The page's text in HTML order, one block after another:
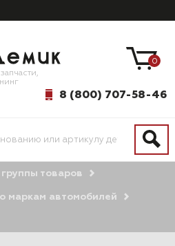
8 (800) 707-58-46
0
товаров
маркам автомобилей